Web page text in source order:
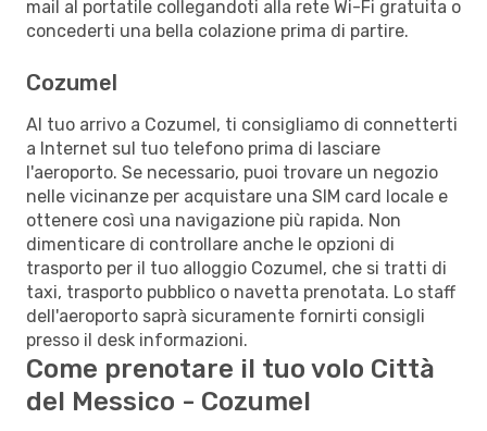
mail al portatile collegandoti alla rete Wi-Fi gratuita o
concederti una bella colazione prima di partire.
Cozumel
Al tuo arrivo a Cozumel, ti consigliamo di connetterti
a Internet sul tuo telefono prima di lasciare
l'aeroporto. Se necessario, puoi trovare un negozio
nelle vicinanze per acquistare una SIM card locale e
ottenere così una navigazione più rapida. Non
dimenticare di controllare anche le opzioni di
trasporto per il tuo alloggio Cozumel, che si tratti di
taxi, trasporto pubblico o navetta prenotata. Lo staff
dell'aeroporto saprà sicuramente fornirti consigli
presso il desk informazioni.
Come prenotare il tuo volo Città
del Messico - Cozumel